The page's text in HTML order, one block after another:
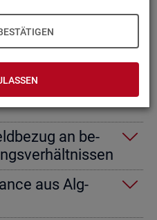
an be­
aus Alg-